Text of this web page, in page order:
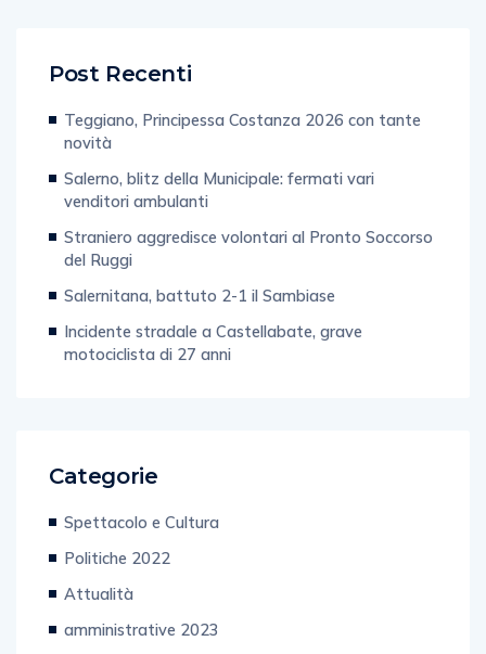
Post Recenti
Teggiano, Principessa Costanza 2026 con tante
novità
Salerno, blitz della Municipale: fermati vari
venditori ambulanti
Straniero aggredisce volontari al Pronto Soccorso
del Ruggi
Salernitana, battuto 2-1 il Sambiase
Incidente stradale a Castellabate, grave
motociclista di 27 anni
Categorie
Spettacolo e Cultura
Politiche 2022
Attualità
amministrative 2023